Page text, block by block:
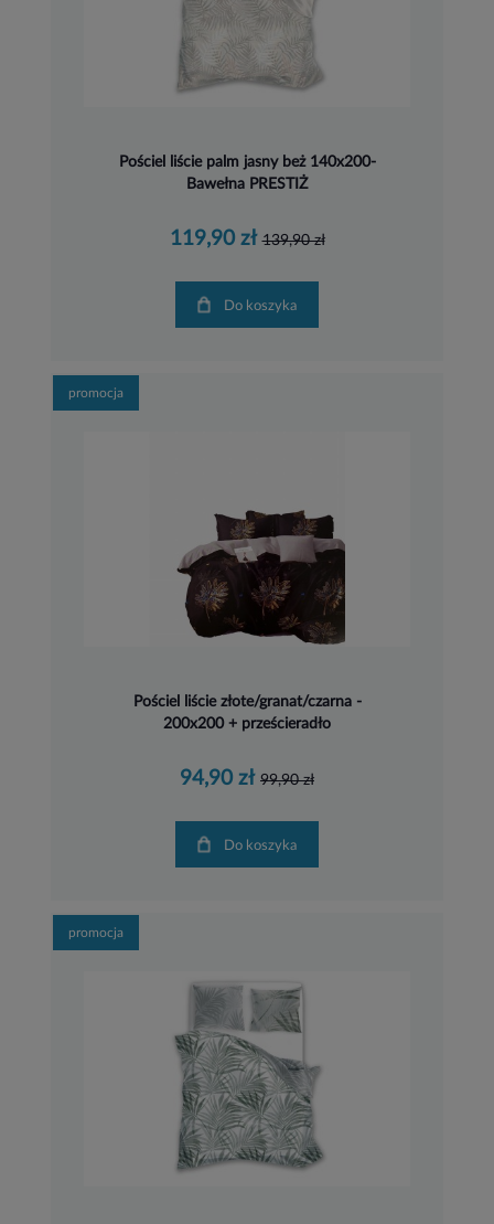
Pościel liście palm jasny beż 140x200-
Bawełna PRESTIŻ
119,90 zł 139,90 zł
Do koszyka
Pościel liście złote/granat/czarna -
200x200 + prześcieradło
94,90 zł 99,90 zł
Do koszyka
promocja
promocja